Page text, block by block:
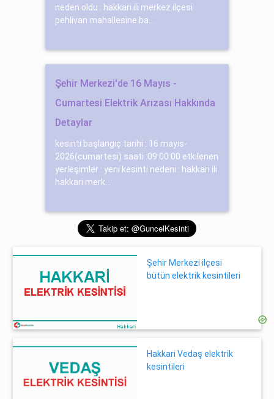
neden oldu : hakkari ili merkez ilçesi
pehlivan mahallesine ba...
Şehir Merkezi'de 16 Mayıs -
Cumartesi Elektrik Arızası Hakkında
Detaylar
kesinti başlangıç tarihi : 16 mayıs-
2026(cumartesi) saati :09:00:00 etkilenen
yerleşimler : yeni̇ kesinti nedeni : hakkari ili
hakkari merk...
Şehir Merkezi ilçesi
bütün elektrik kesintileri
Hakkari Vedaş elektrik
kesintileri